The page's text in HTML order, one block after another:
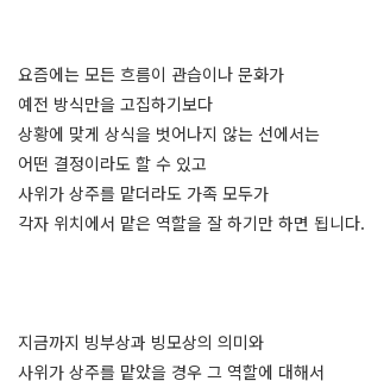
요즘에는 모든 흐름이 관습이나 문화가
예전 방식만을 고집하기보다
상황에 맞게 상식을 벗어나지 않는 선에서는
어떤 결정이라도 할 수 있고
사위가 상주를 맡더라도 가족 모두가
각자 위치에서 맡은 역할을 잘 하기만 하면 됩니다.
지금까지 빙부상과 빙모상의 의미와
사위가 상주를 맡았을 경우 그 역할에 대해서